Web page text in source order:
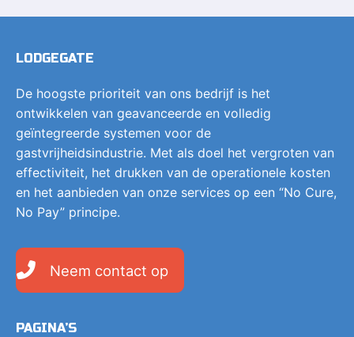
LODGEGATE
De hoogste prioriteit van ons bedrijf is het
ontwikkelen van geavanceerde en volledig
geïntegreerde systemen voor de
gastvrijheidsindustrie. Met als doel het vergroten van
effectiviteit, het drukken van de operationele kosten
en het aanbieden van onze services op een “No Cure,
No Pay” principe.
Neem contact op
PAGINA’S